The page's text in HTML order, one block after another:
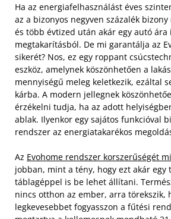
Ha az energiafelhasználást éves
az a bizonyos negyven százalék
és több évtized után akár egy autó ára
megtakarításból. De mi garantálja az
sikerét? Nos, ez egy roppant
eszköz, amelynek köszönhetően a
mennyiségű meleg keletkezik, ezáltal
kárba. A modern jellegnek
érzékelni tudja, ha az adott
ablak. Ilyenkor egy sajátos funkcióval
rendszer az energiatakarékos
Az Evohome rendszer korszerűségét
jobban, mint a tény, hogy ezt akár egy
táblagéppel is be lehet állítani.
nincs otthon az ember, arra törekszik,
legkevesebbet fogyasszon a fűtési